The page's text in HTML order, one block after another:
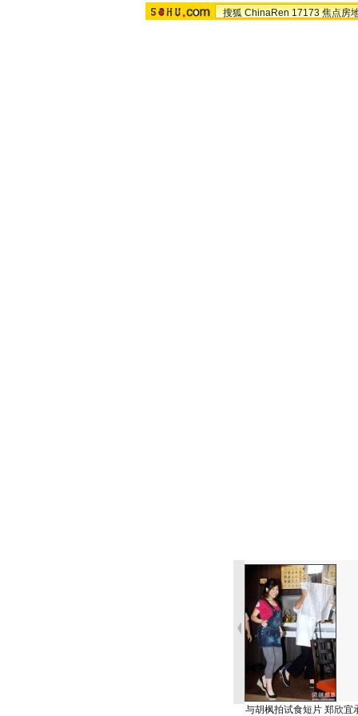
搜狐 ChinaRen 17173 焦点房
与胡枫拍试食短片 郑欣宜